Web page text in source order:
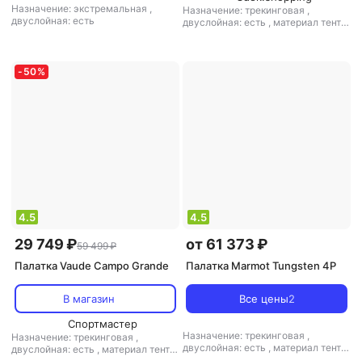
Назначение: экстремальная ,
двуслойная: есть
Назначение: трекинговая ,
двуслойная: есть , материал тента:
- 50%
4.5
29 749 ₽59 499 ₽
Палатка Vaude Campo Grande
В магазин
Спортмастер
Назначение: трекинговая ,
двуслойная: есть , материал тента:
4.5
от 61 373 ₽
Палатка Marmot Tungsten 4P
Все цены2
Назначение: трекинговая ,
двуслойная: есть , материал тента: